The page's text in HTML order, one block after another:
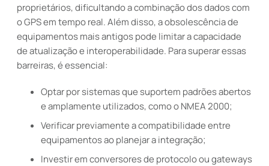
proprietários, dificultando a combinação dos dados com
o GPS em tempo real. Além disso, a obsolescência de
equipamentos mais antigos pode limitar a capacidade
de atualização e interoperabilidade. Para superar essas
barreiras, é essencial:
Optar por sistemas que suportem padrões abertos
e amplamente utilizados, como o NMEA 2000;
Verificar previamente a compatibilidade entre
equipamentos ao planejar a integração;
Investir em conversores de protocolo ou gateways